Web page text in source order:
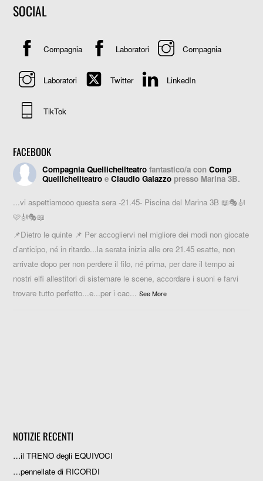
SOCIAL
Compagnia Laboratori Compagnia
Laboratori Twitter LinkedIn
TikTok
FACEBOOK
Compagnia Quellicheilteatro fantastico/a conComp
Quellicheilteatro eClaudio Galazzo presso Marina 3B.
...vi aspettiamooo questa sera -21.45- Piscina del Marina 3B 📖🎭🎻
🩷🎻🎭📖
📌Dietro le quinte 📌 Per accogliervi nel migliore dei modi non giocate
d'anticipo, né in ritardo...la serata inizia alle ore 21.45 esatte, non
arrivate dopo per non perdere il filo, né prima, per dare il tempo ai
nostri elfi allestitori di sistemare le scene, accordare i suoni e farvi
trovare tutto perfetto...e...per i cac...See More
NOTIZIE RECENTI
…il TRENO degli EQUIVOCI
…pennellate di RICORDI